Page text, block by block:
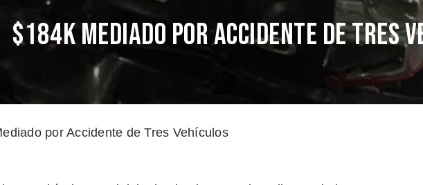
$184K Mediado por Accidente de Tres
por Accidente de Tres Vehículos